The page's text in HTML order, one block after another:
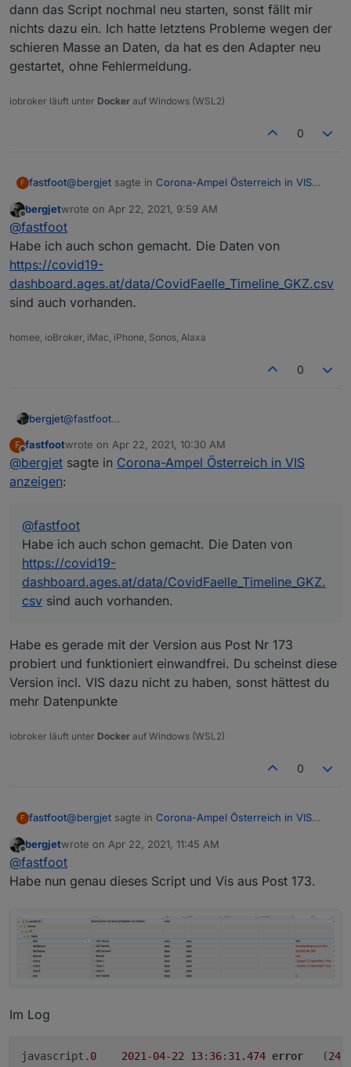
dann das Script nochmal neu starten, sonst fällt mir
nichts dazu ein. Ich hatte letztens Probleme wegen der
schieren Masse an Daten, da hat es den Adapter neu
gestartet, ohne Fehlermeldung.
iobroker läuft unter Docker auf Windows (WSL2)
0
F fastfoot@bergjet sagte in Corona-Ampel Österreich in VIS
VIS anzeigen
mal nen Browserrefresh gemacht?
dann das Script nochmal neu starten, sonst fällt mir
nichts dazu ein. Ich hatte letztens Probleme wegen
der schieren Masse an Daten, da hat es den Adapter
neu gestartet, ohne Fehlermeldung.
Offline
bergjetwrote on Apr 22, 2021, 9:59 AM
last edited by
@fastfoot
Habe ich auch schon gemacht. Die Daten von
https://covid19-
dashboard.ages.at/data/CovidFaelle_Timeline_GKZ.csv
sind auch vorhanden.
homee, ioBroker, iMac, iPhone, Sonos, Alaxa
0
bergjet@fastfoot
https://covid19-
dashboard.ages.at/data/CovidFaelle_Timeline_GKZ.csv
sind auch vorhanden.
F
Offline
fastfootwrote on Apr 22, 2021, 10:30 AM
last edited by
@bergjet sagte in Corona-Ampel Österreich in VIS
anzeigen:
@fastfoot
Habe ich auch schon gemacht. Die Daten von
https://covid19-
dashboard.ages.at/data/CovidFaelle_Timeline_GKZ.
csv sind auch vorhanden.
Habe es gerade mit der Version aus Post Nr 173
probiert und funktioniert einwandfrei. Du scheinst diese
Version incl. VIS dazu nicht zu haben, sonst hättest du
mehr Datenpunkte
iobroker läuft unter Docker auf Windows (WSL2)
0
F fastfoot@bergjet sagte in Corona-Ampel Österreich in VIS
Habe ich auch schon gemacht. Die Daten von
https://covid19-
Z.csvsind auch vorhanden.
Habe es gerade mit der Version aus Post Nr 173
diese Version incl. VIS dazu nicht zu haben, sonst
Offline
bergjetwrote on Apr 22, 2021, 11:45 AM
last edited by
@fastfoot
Habe nun genau dieses Script und Vis aus Post 173.
Im Log
javascript. 0 2021-04-22 13: 36: 31.474 error
	(